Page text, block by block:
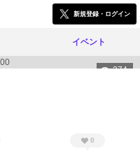
新規登録・ログイン
イベント
274
0